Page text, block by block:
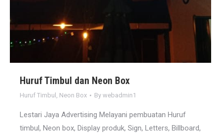
Huruf Timbul dan Neon Box
Huruf Timbul , Neon Box By webadmin1
Lestari Jaya Advertising Melayani pembuatan Huruf
timbul, Neon box, Display produk, Sign, Letters, Billboard,